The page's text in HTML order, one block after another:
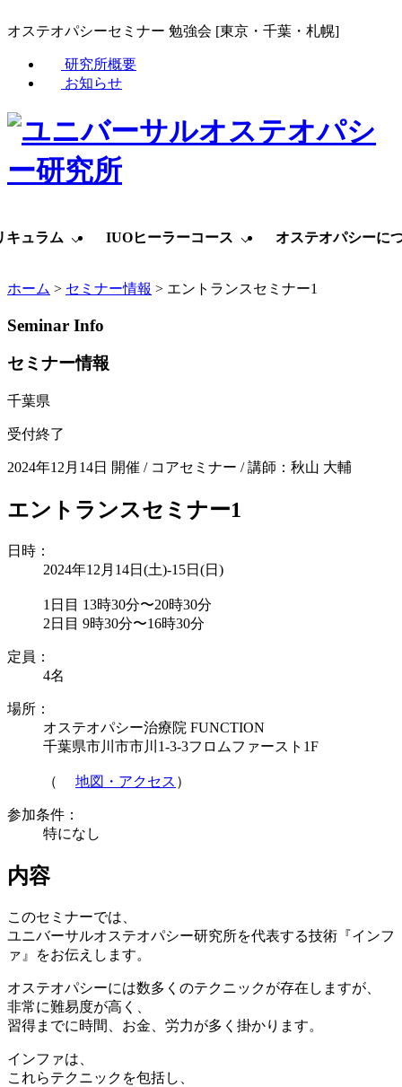
オステオパシーセミナー 勉強会 [東京・千葉・札幌]
研究所概要
お知らせ
キュラム IUOヒーラーコース オステオパシーに
ホーム > セミナー情報 > エントランスセミナー1
Seminar Info
セミナー情報
千葉県
受付終了
2024年12月14日 開催 / コアセミナー /講師：秋山 大輔
エントランスセミナー1
日時：
2024年12月14日(土)-15日(日)
1日目 13時30分〜20時30分
2日目 9時30分〜16時30分
定員：
4名
場所：
オステオパシー治療院 FUNCTION
千葉県市川市市川1-3-3フロムファースト1F
（ 地図・アクセス ）
参加条件：
特になし
内容
このセミナーでは、
ユニバーサルオステオパシー研究所を代表する技術『インフ
ァ』をお伝えします。
オステオパシーには数多くのテクニックが存在しますが、
非常に難易度が高く、
習得までに時間、お金、労力が多く掛かります。
インファは、
これらテクニックを包括し、